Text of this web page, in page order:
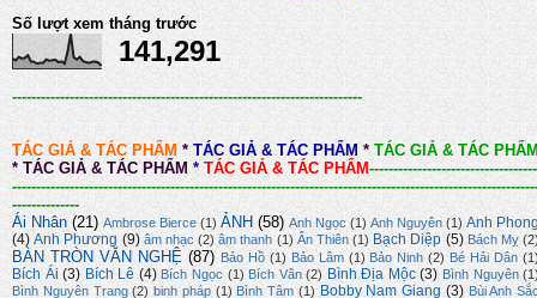
Số lượt xem tháng trước
141,291
-------------------------------------------------------------------------
TÁC GIẢ & TÁC PHẨM * TÁC GIẢ & TÁC PHẨM * TÁC GIẢ & TÁC
* TÁC GIẢ & TÁC PHẨM *TÁC GIẢ & TÁC PHẨM-----------------------------------
--------------
Ái Nhân (21) Ambrose Bierce (1) ẢNH (58) Anh Ngọc (1) Anh Nguyên (1) Anh
(4) Anh Phương (9) âm nhạc (2) âm thanh (1) Ân Thiên (1) Bạch Diệp (5) Bách Mỵ
BÀN TRÒN VĂN NGHỆ (87) Bảo Hồ (1) Bảo Lâm (1) Bảo Ninh (2) Bé Hải Dân
Bích Ái (3) Bích Lê (4) Bích Ngọc (1) Bích Vân (2) Bình Địa Mộc (3) Bình Nguyên
Bình Nguyên Trang (2) binh pháp (1) Bình Tâm (1) Bobby Nam Giang (3) Bùi Anh